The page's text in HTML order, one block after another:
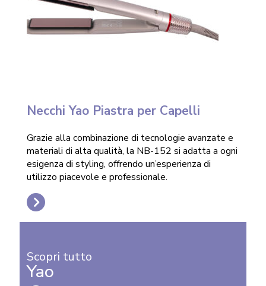
Necchi Yao Piastra per Capelli
Grazie alla combinazione di tecnologie avanzate e
materiali di alta qualità, la NB-152 si adatta a ogni
esigenza di styling, offrendo un’esperienza di
utilizzo piacevole e professionale.
Scopri tutto
Yao